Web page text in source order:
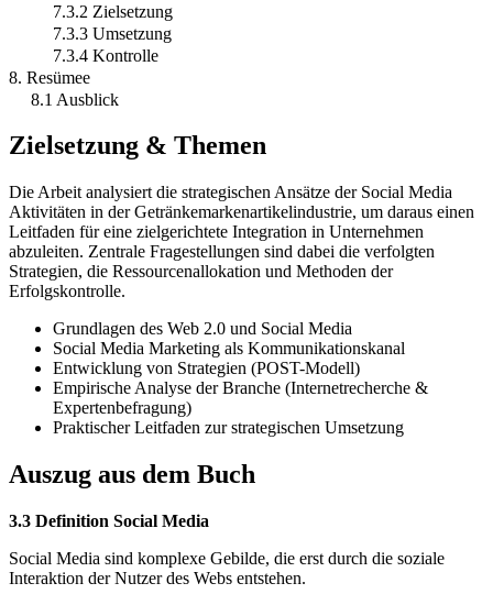
7.3.2 Zielsetzung
7.3.3 Umsetzung
7.3.4 Kontrolle
8. Resümee
8.1 Ausblick
Zielsetzung & Themen
Die Arbeit analysiert die strategischen Ansätze der Social Media
Aktivitäten in der Getränkemarkenartikelindustrie, um daraus einen
Leitfaden für eine zielgerichtete Integration in Unternehmen
abzuleiten. Zentrale Fragestellungen sind dabei die verfolgten
Strategien, die Ressourcenallokation und Methoden der
Erfolgskontrolle.
Grundlagen des Web 2.0 und Social Media
Social Media Marketing als Kommunikationskanal
Entwicklung von Strategien (POST-Modell)
Empirische Analyse der Branche (Internetrecherche &
Expertenbefragung)
Praktischer Leitfaden zur strategischen Umsetzung
Auszug aus dem Buch
3.3 Definition Social Media
Social Media sind komplexe Gebilde, die erst durch die soziale
Interaktion der Nutzer des Webs entstehen.